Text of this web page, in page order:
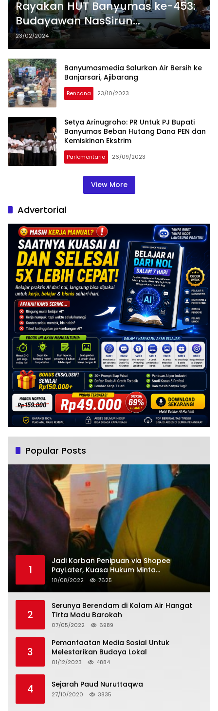
Rayakan HUT Banyumas ke-453:
Budayawan NasSirun
PurwOkartun Ajak Guru Kenali
Sejarah dan Keteladanan Leluhur
23/02/2024
Banyumasmedia Salurkan Air Bersih ke
Banjarsari, Ajibarang
Bencana 23/10/2023
Setya Arinugroho: PR Untuk PJ Bupati
Banyumas Beban Hutang Dana PEN dan
Kemiskinan Ekstrim
Parlementaria 26/09/2023
View More
Advertorial
Popular Posts
1
Jadi Korban Penipuan via Shopee
PayLater, Kuasa Hukum Minta
Penangguhan Tagihan dan Hapus Bunga
10/08/2022 7625
2
Serunya Berendam di Kolam Air Hangat
Tirta Madu Barokah
07/05/2022 6989
3
Pemanfaatan Media Sosial Untuk
Melestarikan Budaya Lokal
01/12/2023 4884
4 Sejarah Paud Nuruttaqwa
27/10/2020 3835